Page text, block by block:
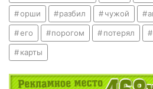
орши разбил чужой
его порогом потерял
карты